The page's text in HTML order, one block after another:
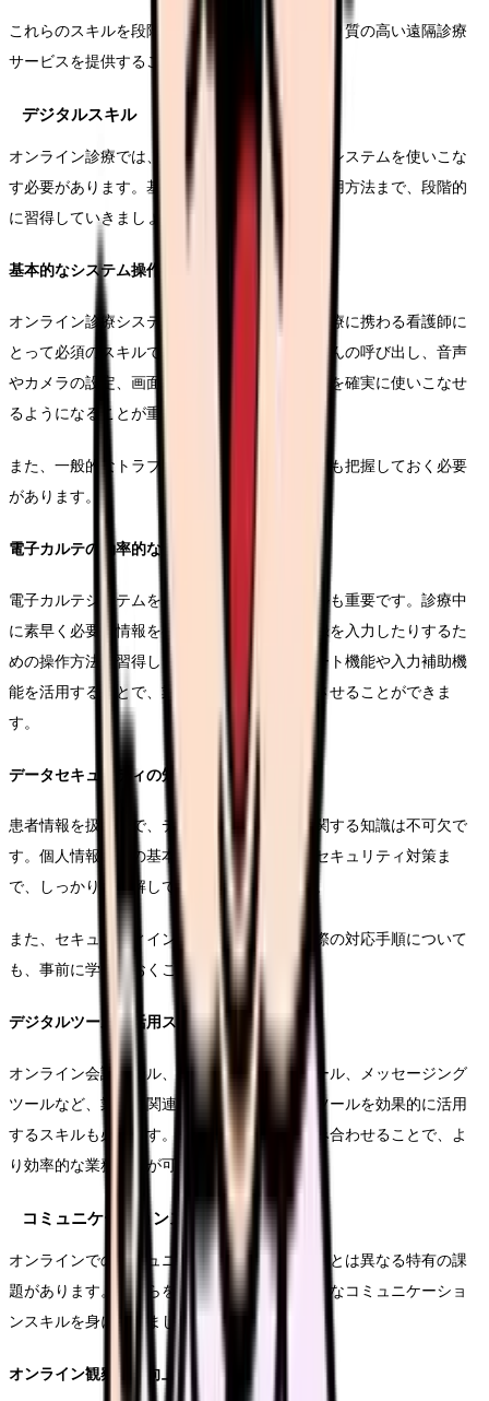
これらのスキルを段階的に習得することで、より質の高い遠隔診療
サービスを提供することができます。
デジタルスキル
オンライン診療では、様々なデジタルツールやシステムを使いこな
す必要があります。基本的な操作から高度な活用方法まで、段階的
に習得していきましょう。
基本的なシステム操作
オンライン診療システムの基本操作は、遠隔診療に携わる看護師に
とって必須のスキルです。ログインから患者さんの呼び出し、音声
やカメラの設定、画面共有など、基本的な機能を確実に使いこなせ
るようになることが重要です。
また、一般的なトラブルシューティングの方法も把握しておく必要
があります。
電子カルテの効率的な操作
電子カルテシステムを効率的に操作するスキルも重要です。診療中
に素早く必要な情報を参照したり、適切に記録を入力したりするた
めの操作方法を習得します。特に、テンプレート機能や入力補助機
能を活用することで、業務効率を大きく向上させることができま
す。
データセキュリティの知識
患者情報を扱う上で、データセキュリティに関する知識は不可欠で
す。個人情報保護の基本原則から、具体的なセキュリティ対策ま
で、しっかりと理解しておく必要があります。
また、セキュリティインシデントが発生した際の対応手順について
も、事前に学んでおくことが重要です。
デジタルツールの活用スキル
オンライン会議ツール、スケジュール管理ツール、メッセージング
ツールなど、業務に関連する様々なデジタルツールを効果的に活用
するスキルも必要です。これらのツールを組み合わせることで、よ
り効率的な業務遂行が可能になります。
コミュニケーションスキル
オンラインでのコミュニケーションには、対面とは異なる特有の課
題があります。これらを克服するための効果的なコミュニケーショ
ンスキルを身につけましょう。
オンライン観察力の向上